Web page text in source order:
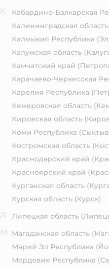
Кабардино-Балкарская
Калининградская область
Калмыкия Республика
Калужская область
Камчатский край
Карачаево-Черкесская
Карелия Республика
Кемеровская область
Кировская область
Коми Республика
Костромская область
Краснодарский край
Красноярский край
Курганская область
Курская область (Курск)
Липецкая область
Магаданская область
Марий Эл Республика
Мордовия Республика